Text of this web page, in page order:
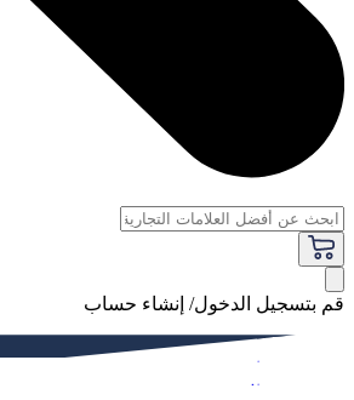
قم بتسجيل الدخول/ إنشاء حساب
فاخر
النساء
الرجال